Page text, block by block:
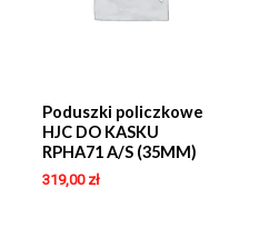
Poduszki policzkowe
HJC DO KASKU
RPHA71 A/S (35MM)
319,00 zł